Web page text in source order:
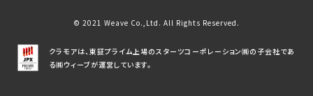
© 2021 Weave Co.,Ltd. All Rights Reserved.
クラモアは、東証プライム上場のスターツコーポレーション㈱の子会社であ
る㈱ウィーブが運営しています。